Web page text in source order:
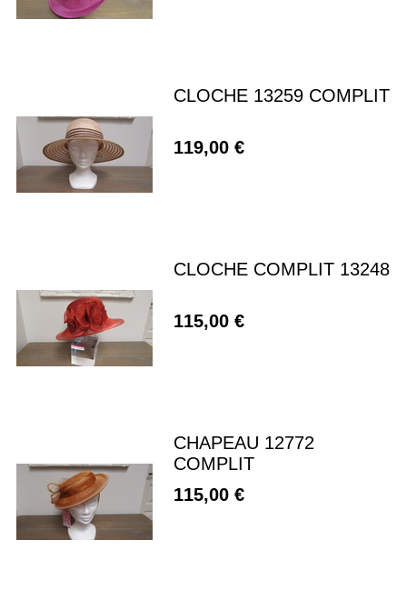
CLOCHE 13259 COMPLIT
119,00 €
CLOCHE COMPLIT 13248
115,00 €
CHAPEAU 12772
COMPLIT
115,00 €